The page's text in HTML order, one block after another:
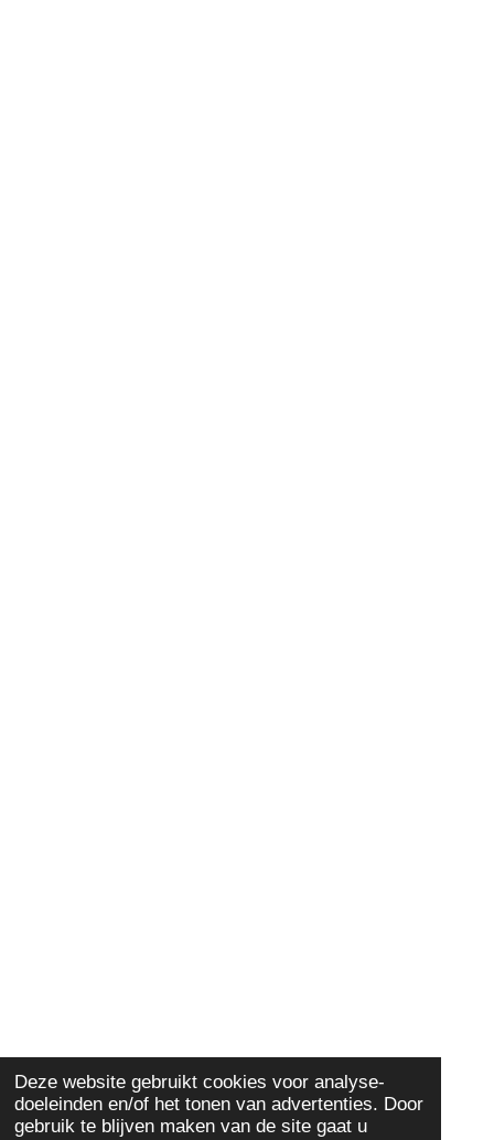
Deze website gebruikt cookies voor analyse-
doeleinden en/of het tonen van advertenties. Door
gebruik te blijven maken van de site gaat u